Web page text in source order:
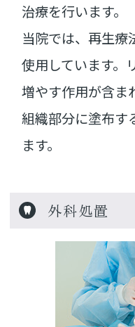
治療を行います。
当院では、再生療
使用しています。
増やす作用が含ま
組織部分に塗布す
ます。
外科処置